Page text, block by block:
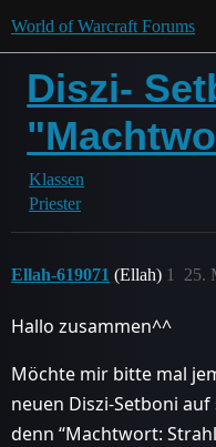
World of Warcraft Forums
Diszi-
Klassen
Priester
Ellah-619071 (Ellah) 25.
1
Hallo zusammen^^
Möchte mir bitte mal
neuen Diszi-Setboni
denn “Machtwort: